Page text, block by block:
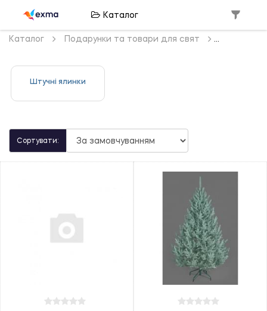
Каталог
Каталог Подарунки та товари для свят
Штучні ялинки
Сортувати: